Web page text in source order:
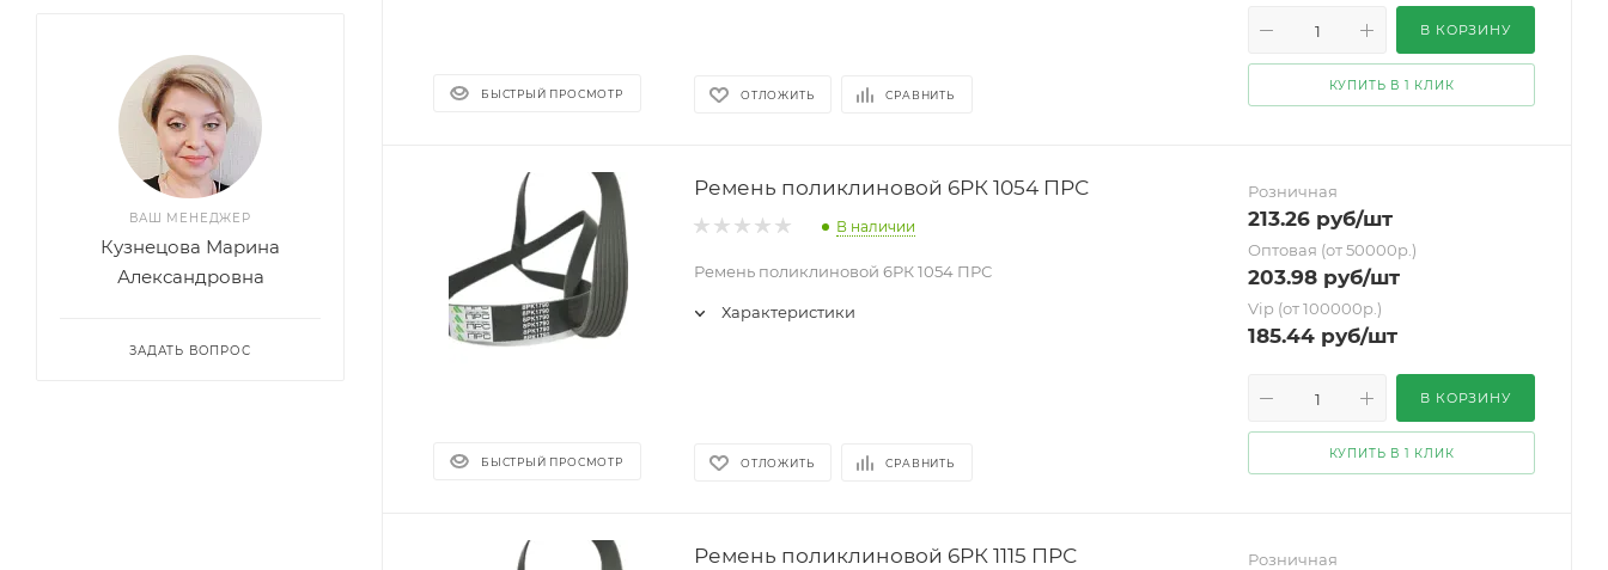
БЫСТРЫЙ ПРОСМОТР ОТЛОЖИТЬ СРАВНИТЬ
В КОРЗИНУ
КУПИТЬ В 1 КЛИК
БЫСТРЫЙ ПРОСМОТР
Ремень поликлиновой 6РК 1054 ПРС
В наличии
Ремень поликлиновой 6РК 1054 ПРС
Характеристики
ОТЛОЖИТЬ СРАВНИТЬ
Розничная
213.26 руб/шт
Оптовая (от 50000р.)
203.98 руб/шт
Vip (от 100000р.)
185.44 руб/шт
В КОРЗИНУ
КУПИТЬ В 1 КЛИК
Ремень поликлиновой 6РК 1115 ПРС Розничная
ВАШ МЕНЕДЖЕР
Кузнецова Марина
Александровна
ЗАДАТЬ ВОПРОС